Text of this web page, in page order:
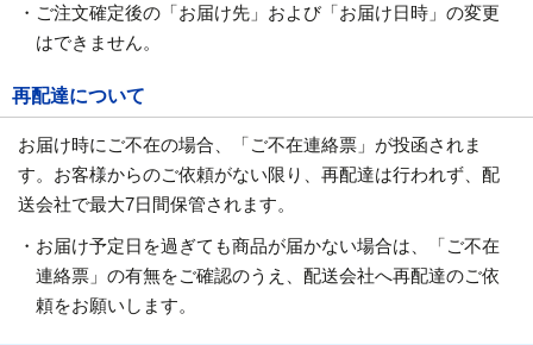
・ご注文確定後の「お届け先」および「お届け日時」の変更
はできません。
再配達について
お届け時にご不在の場合、「ご不在連絡票」が投函されま
す。お客様からのご依頼がない限り、再配達は行われず、配
送会社で最大7日間保管されます。
・お届け予定日を過ぎても商品が届かない場合は、「ご不在
連絡票」の有無をご確認のうえ、配送会社へ再配達のご依
頼をお願いします。